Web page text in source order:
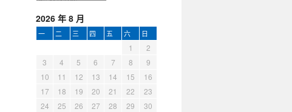
2026 年 8 月
一 二 三 四 五 六 日
1
2
3
4 5 6 7 8
9
10
11 12 13 14 15
16
17
18 19 20 21 22
23
24
25 26 27 28 29
30